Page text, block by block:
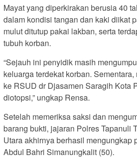
Mayat yang diperkirakan berusia 40
dalam kondisi tangan dan kaki diikat
mulut ditutup pakai lakban, serta
tubuh korban.
“Sejauh ini penyidik masih
keluarga terdekat korban.
ke RSUD dr Djasamen Saragih Kota
diotopsi,” ungkap Rensa.
Setelah memeriksa saksi dan
barang bukti, jajaran Polres Tapanuli
Utara akhirnya berhasil mengungkap
Abdul Bahri Simanungkalit (50).